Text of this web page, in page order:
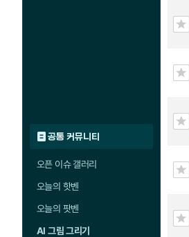
공통 커뮤니티
오픈 이슈 갤러리
오늘의 핫벤
오늘의 팟벤
AI 그림 그리기